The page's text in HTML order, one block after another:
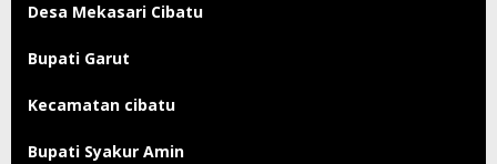
Desa Mekasari Cibatu
Bupati Garut
Kecamatan cibatu
Bupati Syakur Amin